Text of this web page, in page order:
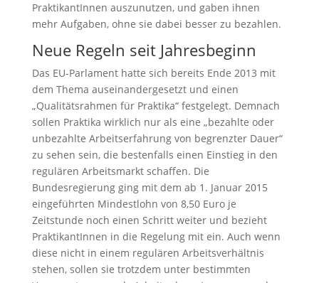
PraktikantInnen auszunutzen, und gaben ihnen
mehr Aufgaben, ohne sie dabei besser zu bezahlen.
Neue Regeln seit Jahresbeginn
Das EU-Parlament hatte sich bereits Ende 2013 mit
dem Thema auseinandergesetzt und einen
„Qualitätsrahmen für Praktika“ festgelegt. Demnach
sollen Praktika wirklich nur als eine „bezahlte oder
unbezahlte Arbeitserfahrung von begrenzter Dauer“
zu sehen sein, die bestenfalls einen Einstieg in den
regulären Arbeitsmarkt schaffen. Die
Bundesregierung ging mit dem ab 1. Januar 2015
eingeführten Mindestlohn von 8,50 Euro je
Zeitstunde noch einen Schritt weiter und bezieht
PraktikantInnen in die Regelung mit ein. Auch wenn
diese nicht in einem regulären Arbeitsverhältnis
stehen, sollen sie trotzdem unter bestimmten